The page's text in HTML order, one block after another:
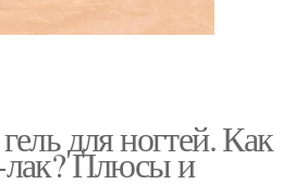
для ногтей. Как
лак? Плюсы и